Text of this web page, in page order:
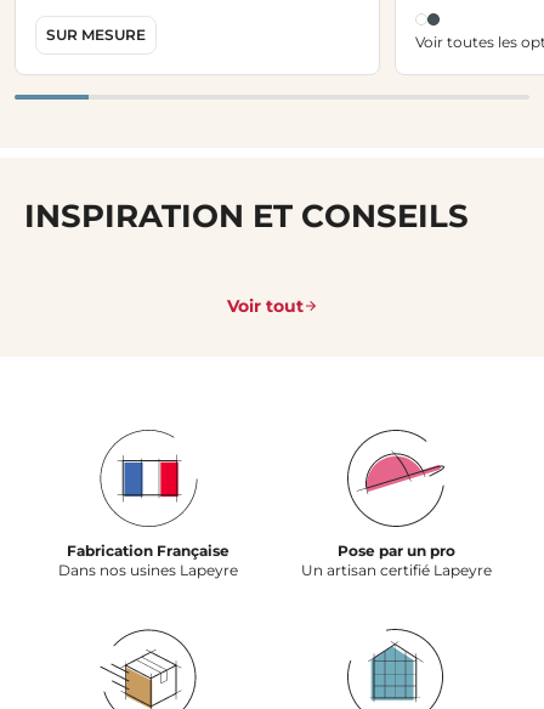
SUR MESURE Voir toutes les
INSPIRATION ET CONSEILS
Voir tout
Fabrication Française
Dans nos usines Lapeyre
Pose par un pro
Un artisan certifié Lapeyre